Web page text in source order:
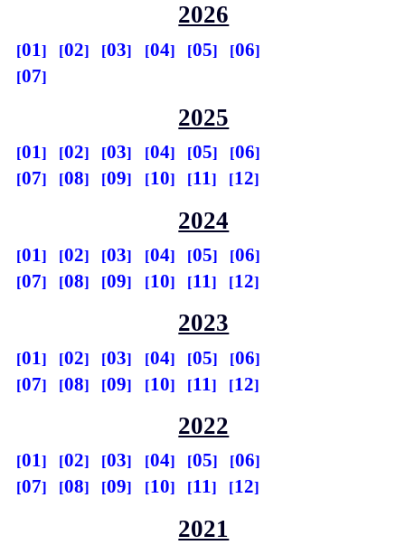
2026
01 02 03 04 05
06
07
2025
01 02 03 04 05
06
07
08 09 10 11 12
2024
01 02 03 04 05
06
07
08 09 10 11 12
2023
01 02 03 04 05
06
07
08 09 10 11 12
2022
01 02 03 04 05
06
07
08 09 10 11 12
2021